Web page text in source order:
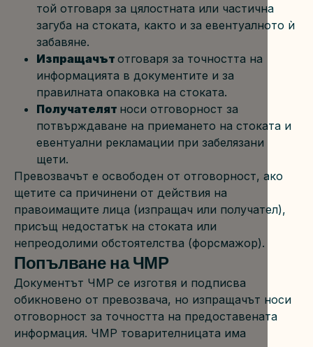
той отговаря за цялостната или частична
загуба на стоката, както и за евентуалното ѝ
забавяне.
Изпращачът отговаря за точността на
информацията в документите и за
правилната опаковка на стоката.
Получателят носи отговорност за
потвърждаване на приемането на стоката и
евентуални рекламации при забелязани
щети.
Превозвачът е освободен от отговорност, ако
щетите са причинени от действия на
правоимащите лица (изпращач или получател),
присъщ недостатък на стоката или
непреодолими обстоятелства (форсмажор).
Попълване на ЧМР
Документът ЧМР се изготвя и подписва
обикновено от превозвача, но изпращачът носи
отговорност за точността на предоставената
информация. ЧМР товарителницата има